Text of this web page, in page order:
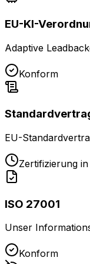
EU-KI-
Adaptive
Konform
EU-
Zertifizierung
ISO 27001
Unser
Konform